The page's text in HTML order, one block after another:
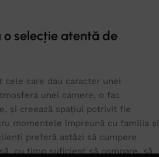
o selecție atentă de
care dau caracter unei
unei camere, o fac
și creează spațiul potrivit fie
momentele împreună cu familia și
preferă astăzi să cumpere
cu timp suficient să compare, să